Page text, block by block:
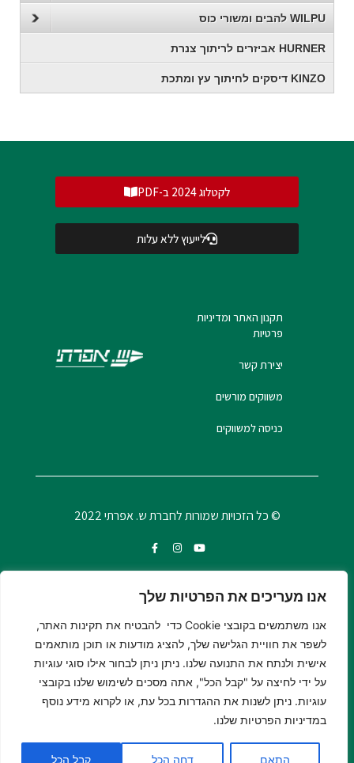
אנו מעריכים את הפרטיות שלך
אנו משתמשים בקובצי Cookie כדי להבטיח את תקינות האתר,
לשפר את חוויית הגלישה שלך, להציג מודעות או תוכן מותאמים
אישית ולנתח את התנועה שלנו. ניתן ניתן לבחור אילו סוגי עוגיות
על ידי לחיצה על "קבל הכל", אתה מסכים לשימוש שלנו בקובצי
עוגיות. ניתן לשנות את ההגדרות בכל עת, או לקרוא מידע נוסף
במדיניות הפרטיות שלנו.
התאם דחה הכל קבל הכל
WILPU להבים ומשורי כוס
HURNER אביזרים לריתוך צנרת
KINZO דיסקים לחיתוך עץ ומתכת
לקטלוג 2024 ב-PDF
לייעוץ ללא עלות
תקנון האתר ומדיניות
פרטיות
יצירת קשר
משווקים מורשים
כניסה למשווקים
© כל הזכויות שמורות לחברת ש. אפרתי 2022
© כל הזכויות שמורות לחברת ש. אפרתי 2022